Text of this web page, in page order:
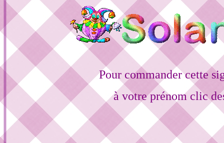
Pour commander cette
à votre prénom clic